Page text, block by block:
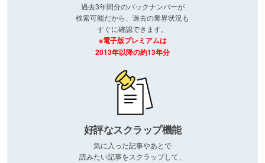
過去3年間分のバックナンバーが
検索可能だから、過去の業界状況も
すぐに確認できます。
※電子版プレミアムは
2013年以降の約13年分
好評なスクラップ機能
気に入った記事やあとで
読みたい記事をスクラップして、